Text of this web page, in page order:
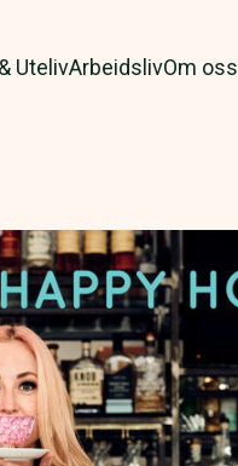
UtelivArbeidslivOm oss